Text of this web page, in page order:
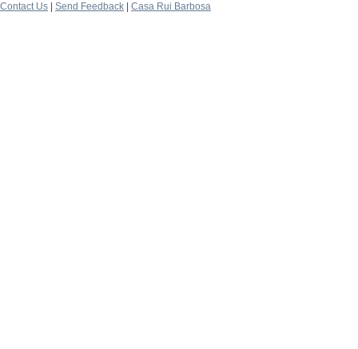
Contact Us
Send Feedback Casa Rui Barbosa